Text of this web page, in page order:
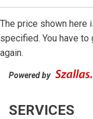
The price shown here
specified. You have
again.
Powered by
SERVICES